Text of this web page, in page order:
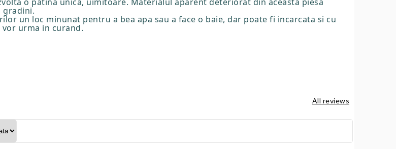
gradini.
un loc minunat pentru a bea apa sau a face o baie, dar poate fi incarcata si cu
vor urma in curand.
All reviews